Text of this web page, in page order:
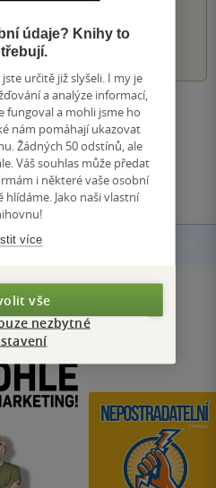
4 5
hodnocení
hodnocení
údaje? Knihy to
určitě již slyšeli. I my je
a analýze informací,
fungoval a mohli jsme ho
nám pomáhají ukazovat
Žádných 50 odstínů, ale
Váš souhlas může předat
i některé vaše osobní
hlídáme. Jako naši vlastní
více
vše
nezbytné